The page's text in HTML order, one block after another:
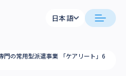
日本語
日本語
門の常用型派遣事業 「ケアリート」6